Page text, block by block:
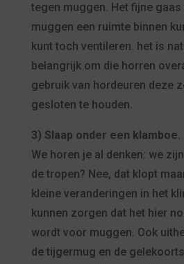
tegen muggen. Het fijne
muggen een ruimte binnen
kunt toch ventileren. het is
belangrijk om die horren
gebruik van hordeuren deze
gesloten te houden.
3) Slaap onder een klamboe.
We horen je al denken: we
de tropen? Nee, dat klopt
kleine veranderingen in het
kunnen zorgen dat het hier
wordt voor muggen. Ook
de tijgermug en de